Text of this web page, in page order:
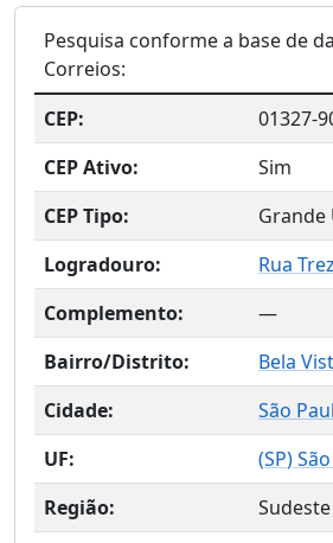
Pesquisa conforme a base de
Correios:
CEP:
01327-
CEP Ativo:
Sim
CEP Tipo:
Grande
Logradouro:
Rua
Complemento:
—
Bairro/Distrito:
Bela
Cidade:
São
UF:
(SP)
Região:
Sudeste